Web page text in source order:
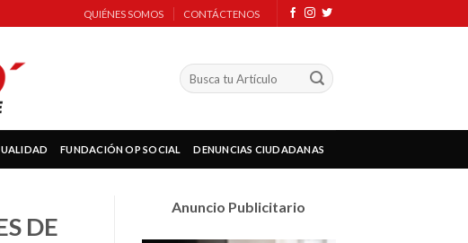
QUIÉNES SOMOS CONTÁCTENOS
FUNDACIÓN OP SOCIAL DENUNCIAS CIUDADANAS
DE
Anuncio Publicitario